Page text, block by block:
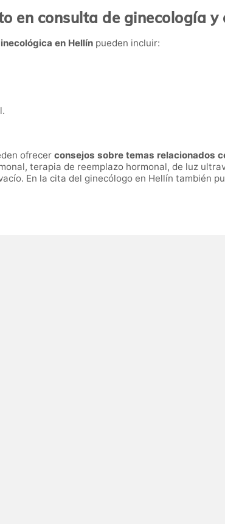
en consulta de ginecología
en Hellín pueden incluir:
ofrecer consejos sobre temas relacionados
terapia de reemplazo hormonal, de luz
En la cita del ginecólogo en Hellín también